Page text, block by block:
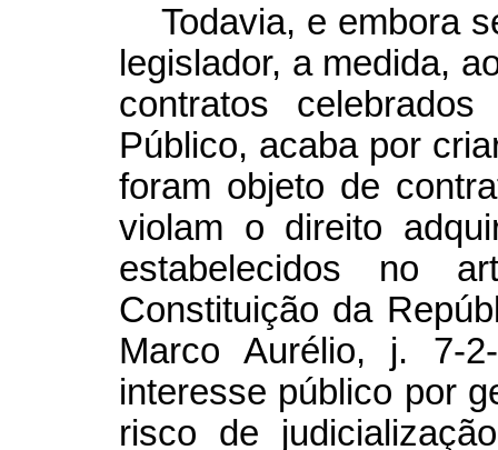
Todavia, e embora
legislador, a medida,
contratos
Público, acaba por
foram objeto de
violam o direito
estabelecidos no
Constituição da
Marco Aurélio, j. 7-
interesse público por
risco de